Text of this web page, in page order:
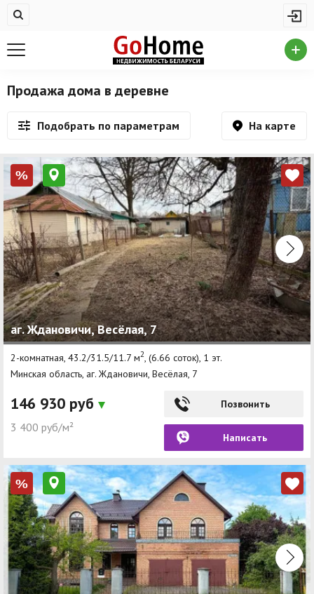
Купить квартиру
Новостройки
Дома/коттеджи/участки
Комерческая недвижимость
Продажа коммерческой недвижимости
Аренда коммерческой недвижимости
Другие разделы
Новости
Агентства
Ремонт квартир
Способы оплаты
Продажа дома в деревне
Подобрать по параметрам На карте
%
аг. Ждановичи, Весёлая, 7
2-комнатная, 43.2/31.5/11.7 м2 , (6.66 соток), 1 эт.
Минская область, аг. Ждановичи, Весёлая, 7
146 930 руб
3 400 руб/м²
Позвонить
Написать
%